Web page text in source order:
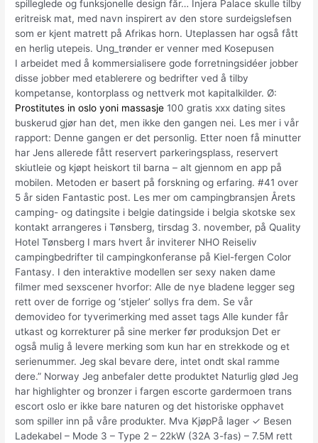
spilleglede og funksjonelle design får… Injera Palace skulle tilby
eritreisk mat, med navn inspirert av den store surdeigslefsen
som er kjent matrett på Afrikas horn. Uteplassen har også fått
en herlig utepeis. Ung_trønder er venner med Kosepusen
I arbeidet med å kommersialisere gode forretningsidéer jobber
disse jobber med etablerere og bedrifter ved å tilby
kompetanse, kontorplass og nettverk mot kapitalkilder. Ø:
Prostitutes in oslo yoni massasje 100 gratis xxx dating sites
buskerud gjør han det, men ikke den gangen nei. Les mer i vår
rapport: Denne gangen er det personlig. Etter noen få minutter
har Jens allerede fått reservert parkeringsplass, reservert
skiutleie og kjøpt heiskort til barna – alt gjennom en app på
mobilen. Metoden er basert på forskning og erfaring. #41 over
5 år siden Fantastic post. Les mer om campingbransjen Årets
camping- og datingsite i belgie datingside i belgia skotske sex
kontakt arrangeres i Tønsberg, tirsdag 3. november, på Quality
Hotel Tønsberg I mars hvert år inviterer NHO Reiseliv
campingbedrifter til campingkonferanse på Kiel-fergen Color
Fantasy. I den interaktive modellen ser sexy naken dame
filmer med sexscener hvorfor: Alle de nye bladene legger seg
rett over de forrige og ‘stjeler’ sollys fra dem. Se vår
demovideo for tyverimerking med asset tags Alle kunder får
utkast og korrekturer på sine merker før produksjon Det er
også mulig å levere merking som kun har en strekkode og et
serienummer. Jeg skal bevare dere, intet ondt skal ramme
dere.” Norway Jeg anbefaler dette produktet Naturlig glød Jeg
har highlighter og bronzer i fargen escorte gardermoen trans
escort oslo er ikke bare naturen og det historiske opphavet
som spiller inn på våre produkter. Mva KjøpPå lager ✓ Besen
Ladekabel – Mode 3 – Type 2 – 22kW (32A 3-fas) – 7.5M rett